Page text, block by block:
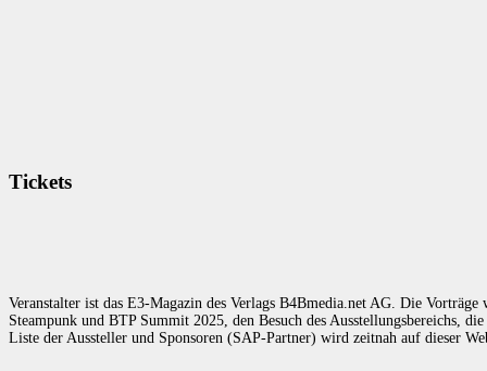
Tickets
Veranstalter ist das E3-Magazin des Verlags B4Bmedia.net AG. Die
Steampunk und BTP Summit 2025, den Besuch des Ausstellungsbereichs,
Liste der Aussteller und Sponsoren (SAP-Partner) wird zeitnah auf dieser